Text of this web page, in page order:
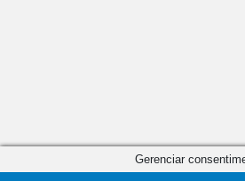
Gerenciar